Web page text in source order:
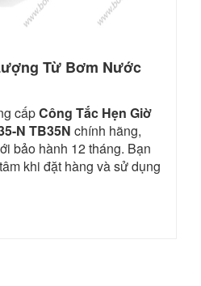
Từ Bơm Nước
cấpCông Tắc Hẹn Giờ
N TB35N chính hãng,
bảo hành 12 tháng. Bạn
khi đặt hàng và sử dụng